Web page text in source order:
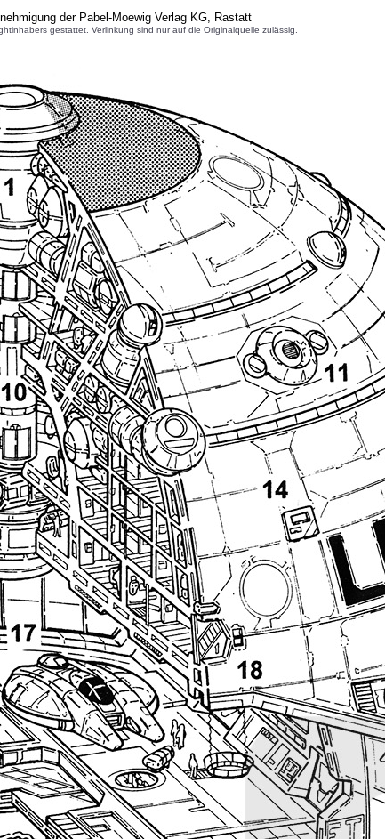
der Pabel-Moewig Verlag KG, Rastatt
gestattet. Verlinkung sind nur auf die Originalquelle zulässig.